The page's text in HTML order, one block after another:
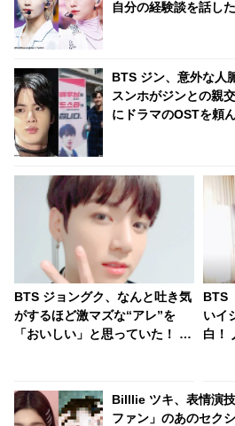
自分の経験談を話し
BTS ジン、意外な人
スンホがジンとの親
にドラマのOSTを頼
BTS ジョングク、なんと吐き気
がするほど激マズな“アレ”を
「おいしい」と思っていた！ 明
り… メンバーのだれもが酷評し
たその食べ物の正体とは
BTS
いイ
白！
Billlie ツキ、表情演
ファン」のあのセク